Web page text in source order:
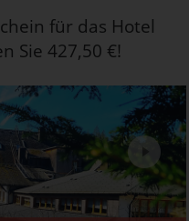
für das Hotel
Sie 427,50 €!
Next